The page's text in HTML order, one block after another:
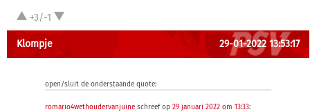
+3/-1
Klompje 29-01-2022 13:53:17
open/sluit de onderstaande quote:
romario4wethoudervanjuineschreef op 29 januari 2022 om 13:33: